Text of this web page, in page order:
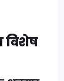
विशेष